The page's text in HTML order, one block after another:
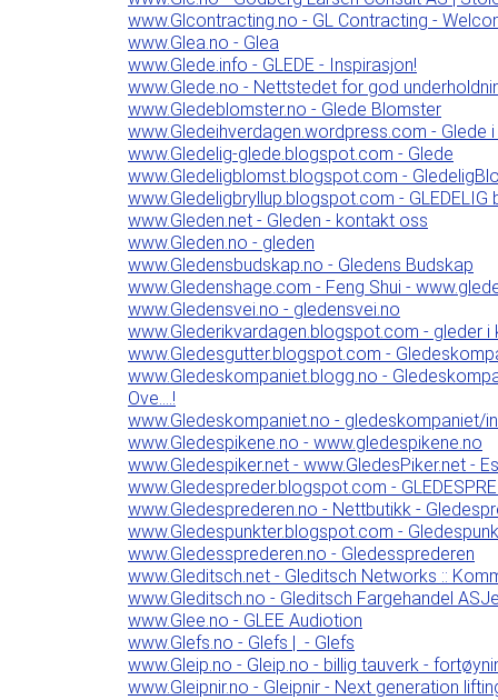
www.Glcontracting.no - GL Contracting -
www.Glea.no - Glea
www.Glede.info - GLEDE - Inspirasjon!
www.Glede.no - Nettstedet for god
www.Gledeblomster.no - Glede Blomster
www.Gledeihverdagen.wordpress.com - Glede
www.Gledelig-glede.blogspot.com - Glede
www.Gledeligblomst.blogspot.com -
www.Gledeligbryllup.blogspot.com - GLEDELIG
www.Gleden.net - Gleden - kontakt oss
www.Gleden.no - gleden
www.Gledensbudskap.no - Gledens Budskap
www.Gledenshage.com - Feng Shui -
www.Gledensvei.no - gledensvei.no
www.Glederikvardagen.blogspot.com - gleder i
www.Gledesgutter.blogspot.com -
www.Gledeskompaniet.blogg.no -
Ove....!
www.Gledeskompaniet.no - gledeskompaniet/
www.Gledespikene.no - www.gledespikene.no
www.Gledespiker.net - www.GledesPiker.net -
www.Gledespreder.blogspot.com -
www.Gledesprederen.no - Nettbutikk -
www.Gledespunkter.blogspot.com -
www.Gledessprederen.no - Gledessprederen
www.Gleditsch.net - Gleditsch Networks ::
www.Gleditsch.no - Gleditsch Fargehandel
www.Glee.no - GLEE Audiotion
www.Glefs.no - Glefs | - Glefs
www.Gleip.no - Gleip.no - billig tauverk -
www.Gleipnir.no - Gleipnir - Next generation